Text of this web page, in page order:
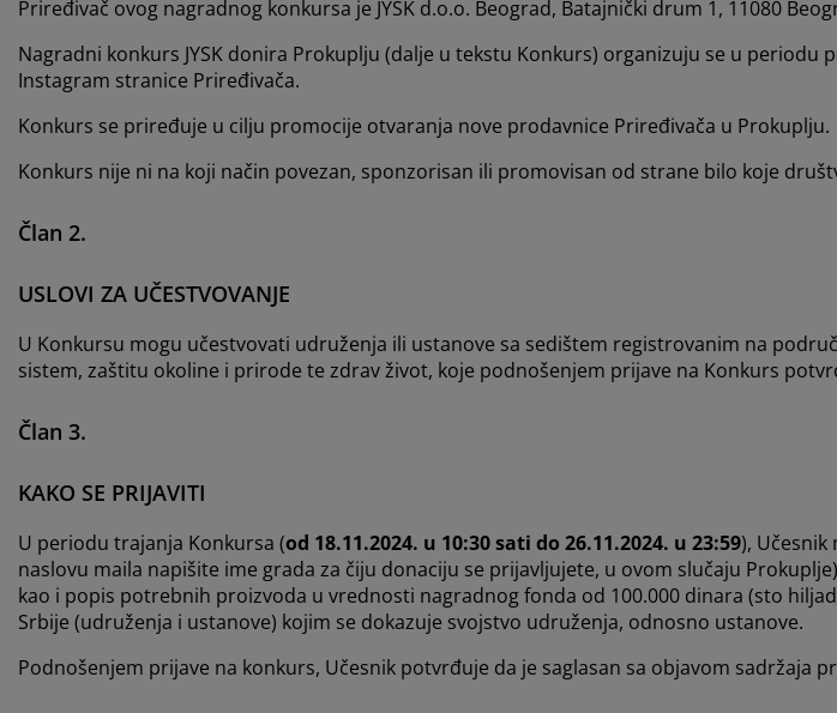
za spavaću sobu
kreveta
kreveta sa prostorom za odlaganje
dušeci
kreveti
i zaštita nameštaja
rasveta
soba
Priređivač ovog nagradnog konkursa je JYSK d.o.o. Beograd, Batajnički drum 1, 11080
Nagradni konkurs JYSK donira Prokuplju (dalje u tekstu Konkurs) organizuju se u periodu
Instagram stranice Priređivača.
Konkurs se priređuje u cilju promocije otvaranja nove prodavnice Priređivača u Prokuplju.
Konkurs nije ni na koji način povezan, sponzorisan ili promovisan od strane bilo koje
Član 2.
USLOVI ZA UČESTVOVANJE
U Konkursu mogu učestvovati udruženja ili ustanove sa sedištem registrovanim na
sistem, zaštitu okoline i prirode te zdrav život, koje podnošenjem prijave na Konkurs
Član 3.
KAKO SE PRIJAVITI
U periodu trajanja Konkursa (od 18.11.2024. u 10:30 sati do 26.11.2024. u 23:59), Učesnik
naslovu maila napišite ime grada za čiju donaciju se prijavljujete, u ovom slučaju
kao i popis potrebnih proizvoda u vrednosti nagradnog fonda od 100.000 dinara (sto
Srbije (udruženja i ustanove) kojim se dokazuje svojstvo udruženja, odnosno ustanove.
Podnošenjem prijave na konkurs, Učesnik potvrđuje da je saglasan sa objavom sadržaja